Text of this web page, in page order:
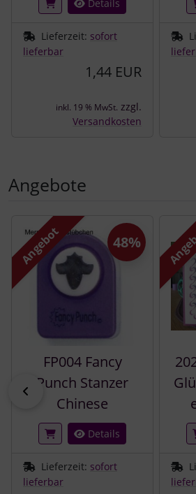
Details
Lieferzeit: sofort
lieferbar
1,44 EUR
inkl. 19 % MwSt. zzgl.
Versandkosten
Angebote
Es folgt ein Produktslider -
zurück
Angebot
FP004 Fancy
Punch Stanzer
Chinese
Details
Lieferzeit: sofort
lieferbar
48%